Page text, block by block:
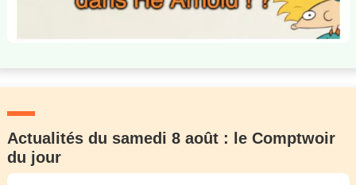
Actualités du samedi 8 août : le Comptwoir
du jour